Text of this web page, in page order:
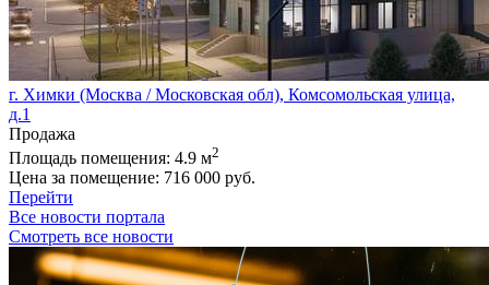
г. Химки (Москва / Московская обл), Комсомольская улица,
д.1
Продажа
Площадь помещения: 4.9 м2
Цена за помещение: 716 000 руб.
Перейти
Все новости портала
Смотреть все новости